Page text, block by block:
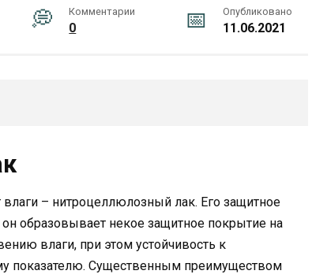
Комментарии
0
Опубликовано
11.06.2021
– нитроцеллюлозный лак. Его защитное
образовывает некое защитное покрытие на
влаги, при этом устойчивость к
показателю. Существенным преимуществом